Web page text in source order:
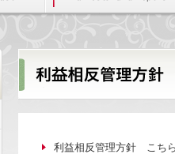
利益相反管理方針 こち